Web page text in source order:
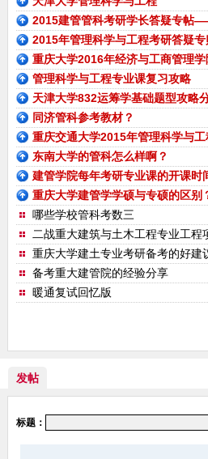
2015建管管科考研学长答疑专帖
2015年管理科学与工程考研答疑
重庆大学2016年经济与工商管理
管理科学与工程专业课复习攻略
天津大学832运筹学基础题型攻略
同济管科参考教材？
重庆交通大学2015年管理科学与工
东南大学的管科怎么样啊？
建管学院每年考研专业课的开课时
重庆大学建管学学硕与专硕的区别
哪些学校管科考数三
二战重大建筑与土木工程专业工程
重庆大学建土专业考研备考的好建
备考重大建管院的经验分享
暖通复试回忆版
发帖
标题：